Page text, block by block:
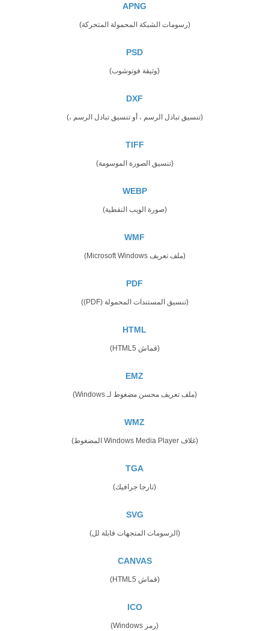
APNG
(رسومات الشبكة المحمولة المتحركة)
PSD
(وثيقة فوتوشوب)
DXF
(تنسيق تبادل الرسم ، أو تنسيق تبادل الرسم ،)
TIFF
(تنسيق الصورة الموسومة)
WEBP
(صورة الويب النقطية)
WMF
(ملف تعريف Microsoft Windows)
PDF
(تنسيق المستندات المحمولة (PDF))
HTML
(قماش HTML5)
EMZ
(ملف تعريف محسن مضغوط لـ Windows)
WMZ
(غلاف Windows Media Player المضغوط)
TGA
(تارجا جرافيك)
SVG
(الرسومات المتجهات قابلة لل)
CANVAS
(قماش HTML5)
ICO
(رمز Windows)